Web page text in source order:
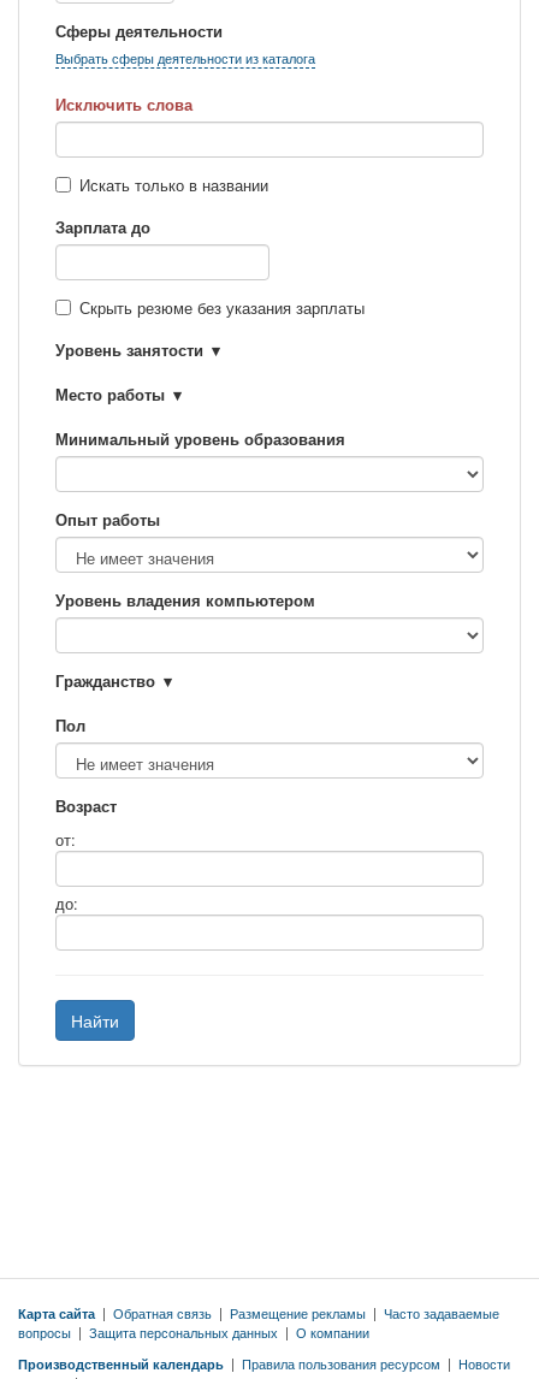
Сферы деятельности
Выбрать сферы деятельности из каталога
Исключить слова
Искать только в названии
Зарплата до
Скрыть резюме без указания зарплаты
Уровень занятости
Место работы
Минимальный уровень образования
Опыт работы
Уровень владения компьютером
Гражданство
Пол
Возраст
от:
до:
Найти
Карта сайта | Обратная связь | Размещение рекламы | Часто задаваемые
вопросы | Защита персональных данных | О компании
Производственный календарь | Правила пользования ресурсом | Новости